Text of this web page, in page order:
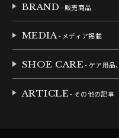
BRAND - 販売商品
MEDIA- メディア掲載
SHOE CARE- ケア用品
ARTICLE- その他の記事